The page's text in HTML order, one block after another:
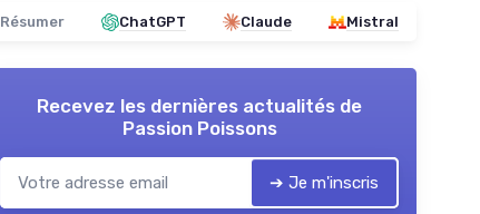
＋ Idéal pour divers usages
Voir l'offre
Résumer ChatGPT Claude Mistral
Recevez les dernières actualités de
Passion Poissons
➔ Je m'inscris